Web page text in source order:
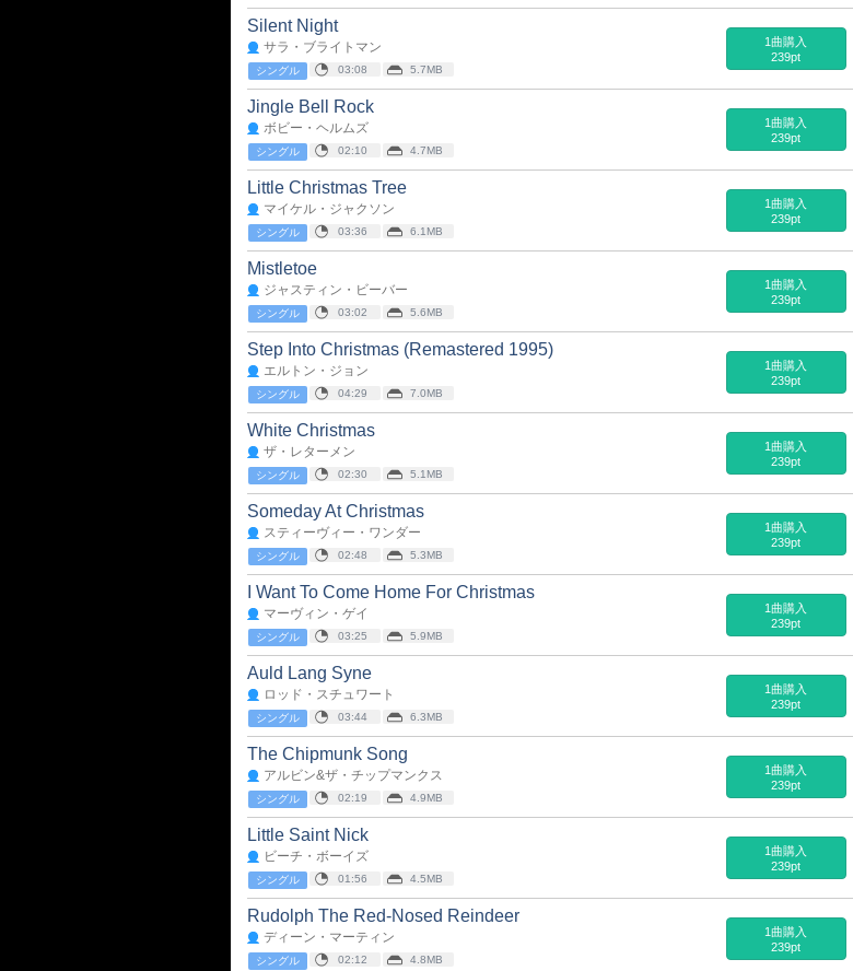
Silent Night
サラ・ブライトマン
シングル 03:08 5.7MB
1曲購入
239pt
Jingle Bell Rock
ボビー・ヘルムズ
シングル 02:10 4.7MB
1曲購入
239pt
Little Christmas Tree
マイケル・ジャクソン
シングル 03:36 6.1MB
1曲購入
239pt
Mistletoe
ジャスティン・ビーバー
シングル 03:02 5.6MB
1曲購入
239pt
Step Into Christmas (Remastered 1995)
エルトン・ジョン
シングル 04:29 7.0MB
1曲購入
239pt
White Christmas
ザ・レターメン
シングル 02:30 5.1MB
1曲購入
239pt
Someday At Christmas
スティーヴィー・ワンダー
シングル 02:48 5.3MB
1曲購入
239pt
I Want To Come Home For Christmas
マーヴィン・ゲイ
シングル 03:25 5.9MB
1曲購入
239pt
Auld Lang Syne
ロッド・スチュワート
シングル 03:44 6.3MB
1曲購入
239pt
The Chipmunk Song
アルビン&ザ・チップマンクス
シングル 02:19 4.9MB
1曲購入
239pt
Little Saint Nick
ビーチ・ボーイズ
シングル 01:56 4.5MB
1曲購入
239pt
Rudolph The Red-Nosed Reindeer
ディーン・マーティン
シングル 02:12 4.8MB
1曲購入
239pt